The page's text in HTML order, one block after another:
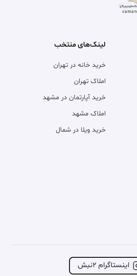
لینک‌های منتخب
خرید خانه در تهران
املاک تهران
خرید آپارتمان در مشهد
املاک مشهد
خرید ویلا در شمال
اینستاگرام ۲نبش